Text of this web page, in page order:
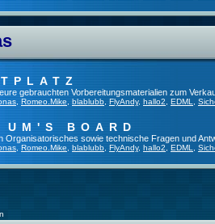
gebrauchten Vorbereitungsmaterialien zum
Romeo.Mike blablubb FlyAndy, hallo2 EDML
UM'S BOARD
Organisatorisches sowie technische Fragen und
Romeo.Mike blablubb FlyAndy, hallo2 EDML